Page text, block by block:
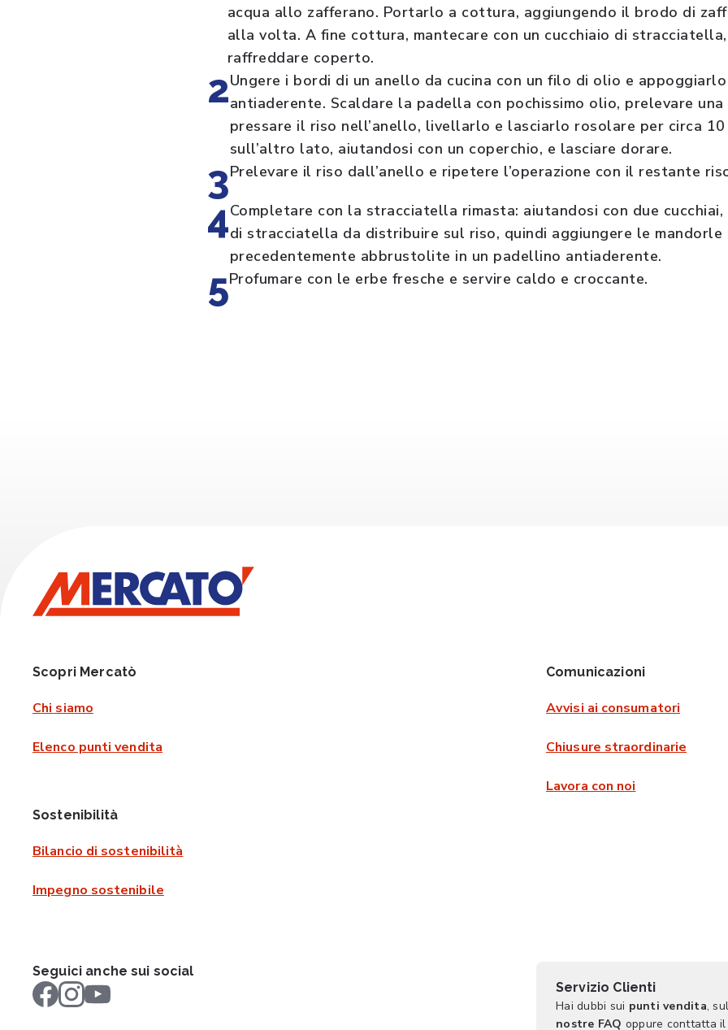
acqua allo zafferano. Portarlo a cottura, aggiungendo il brodo di
alla volta. A fine cottura, mantecare con un cucchiaio di
raffreddare coperto.
2Ungere i bordi di un anello da cucina con un filo di olio e
antiaderente. Scaldare la padella con pochissimo olio, prelevare
pressare il riso nell’anello, livellarlo e lasciarlo rosolare per circa
sull’altro lato, aiutandosi con un coperchio, e lasciare dorare.
3Prelevare il riso dall’anello e ripetere l’operazione con il restante
4Completare con la stracciatella rimasta: aiutandosi con due
di stracciatella da distribuire sul riso, quindi aggiungere le
precedentemente abbrustolite in un padellino antiaderente.
5Profumare con le erbe fresche e servire caldo e croccante.
Scopri Mercatò
Chi siamo
Elenco punti vendita
Comunicazioni
Avvisi ai consumatori
Chiusure straordinarie
Lavora con noi
Sostenibilità
Bilancio di sostenibilità
Impegno sostenibile
Seguici anche sui social
Servizio Clienti
Hai dubbi sui punti vendita,
nostre FAQ oppure conttatta